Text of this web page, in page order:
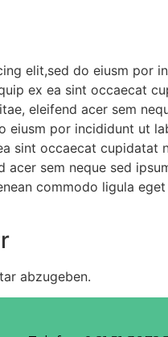
elit,sed do eiusm por
ex ea sint occaecat
eleifend acer sem
por incididunt ut
sint occaecat
sem neque sed
commodo ligula
abzugeben.